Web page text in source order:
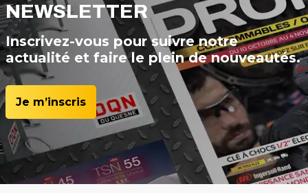
NEWSLETTER
Inscrivez-vous pour suivre notre
actualité et faire le plein de nouveautés.
Je m’inscris